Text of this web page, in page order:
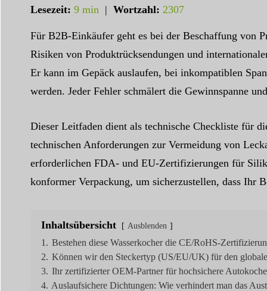
Lesezeit: 9 min| Wortzahl: 2307
Für B2B-Einkäufer geht es bei der Beschaffung von
Risiken von Produktrücksendungen und
Er kann im Gepäck auslaufen, bei inkompatiblen
werden. Jeder Fehler schmälert die Gewinnspanne
Dieser Leitfaden dient als technische Checkliste für
technischen Anforderungen zur Vermeidung von
erforderlichen FDA- und EU-Zertifizierungen für
konformer Verpackung, um sicherzustellen, dass Ihr
Inhaltsübersicht Ausblenden
1. Bestehen diese Wasserkocher die CE/RoHS-
2. Können wir den Steckertyp (US/EU/UK) für den
3. Ihr zertifizierter OEM-Partner für hochsichere
4. Auslaufsichere Dichtungen: Wie verhindert man das